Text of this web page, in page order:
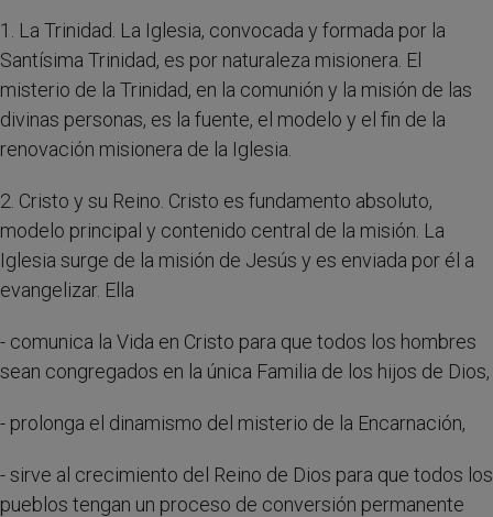
1. La Trinidad. La Iglesia, convocada y formada por la
Santísima Trinidad, es por naturaleza misionera. El
misterio de la Trinidad, en la comunión y la misión de las
divinas personas, es la fuente, el modelo y el fin de la
renovación misionera de la Iglesia.
2. Cristo y su Reino. Cristo es fundamento absoluto,
modelo principal y contenido central de la misión. La
Iglesia surge de la misión de Jesús y es enviada por él a
evangelizar. Ella
- comunica la Vida en Cristo para que todos los hombres
sean congregados en la única Familia de los hijos de Dios,
- prolonga el dinamismo del misterio de la Encarnación,
- sirve al crecimiento del Reino de Dios para que todos los
pueblos tengan un proceso de conversión permanente